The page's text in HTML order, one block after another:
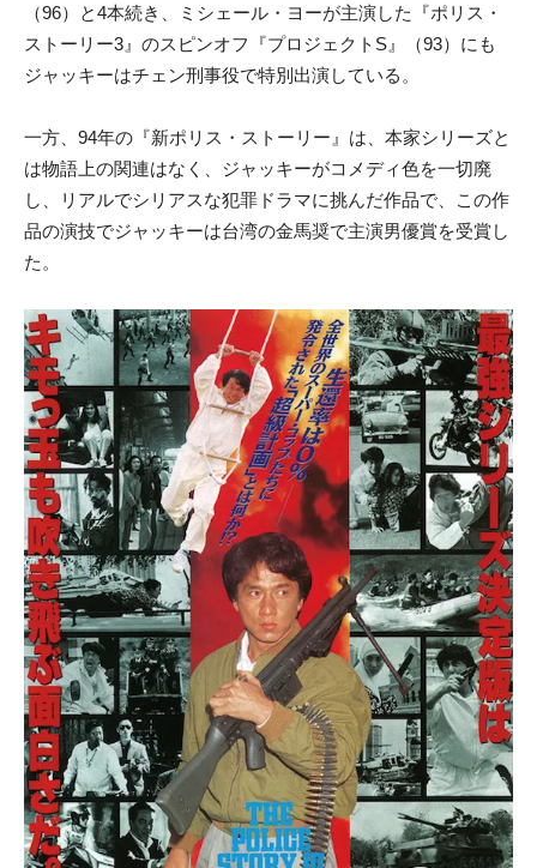
（96）と4本続き、ミシェール・ヨーが主演した『ポリス・
ストーリー3』のスピンオフ『プロジェクトS』（93）にも
ジャッキーはチェン刑事役で特別出演している。
一方、94年の『新ポリス・ストーリー』は、本家シリーズと
は物語上の関連はなく、ジャッキーがコメディ色を一切廃
し、リアルでシリアスな犯罪ドラマに挑んだ作品で、この作
品の演技でジャッキーは台湾の金馬奨で主演男優賞を受賞し
た。